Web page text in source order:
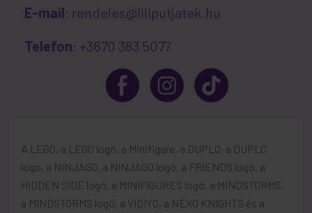
E-mail: rendeles@liliputjatek.hu
Telefon: +3670 383 5077
A LEGO, a LEGO logó, a Minifigure, a DUPLO, a DUPLO
logó, a NINJAGO, a NINJAGO logó, a FRIENDS logó, a
HIDDEN SIDE logó, a MINIFIGURES logó, a MINDSTORMS,
a MINDSTORMS logó, a VIDIYO, a NEXO KNIGHTS és a